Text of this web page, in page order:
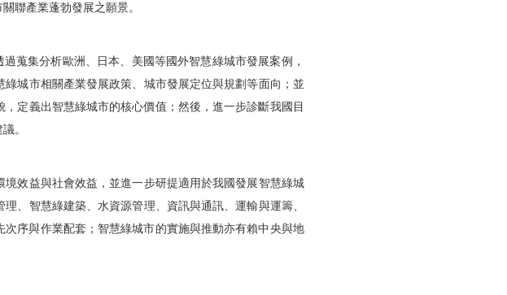
聯產業蓬勃發展之願景。
蒐集分析歐洲、日本、 美國等國外智慧綠城市發展案例，
綠城市相關產業發展政策、城市發展定位與規劃等面向； 並
定義出智慧綠城市的核心價值；然後，進一步診斷我國目
。
境效益與社會效益， 並進一步研提適用於我國發展智慧綠城
理、智慧綠建築、水資源管理、資訊與通訊、運輸與運籌、
次序與作業配套；智慧綠城市的實施與推動亦有賴中央與地